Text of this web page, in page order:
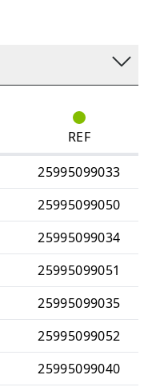
REF
25995099033
25995099050
25995099034
25995099051
25995099035
25995099052
25995099040